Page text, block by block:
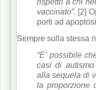
vaccinato”. [2]
porti ad
Sempre sulla stessa
“E’ possibile
casi di
alla sequela di
la proporzione